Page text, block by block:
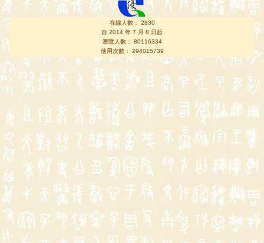
在線人數： 2830
自 2014 年 7 月 8 日起
瀏覽人數： 80116334
使用次數： 294015739